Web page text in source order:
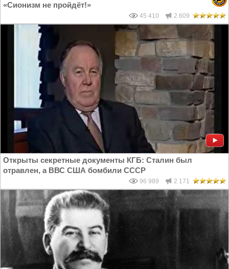
«Сионизм не пройдёт!»
45 410 2 609
Открыты секретные документы КГБ: Сталин был
отравлен, а ВВС США бомбили СССР
96 989 2 171